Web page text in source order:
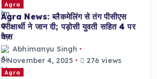
Agra
Agra News: ब्लैकमेलिंग से तंग पीसीएस
परीक्षार्थी ने जान दी; पड़ोसी युवती सहित 4 पर
केस
Abhimanyu Singh
November 4, 2025
276 views
Agra